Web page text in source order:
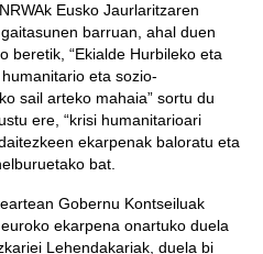
Eusko Jaurlaritzaren
barruan, ahal duen
beretik, “Ekialde Hurbileko eta
eta sozio-
sail arteko mahaia” sortu du
ere, “krisi humanitarioari
ekarpenak baloratu eta
bat.
Gobernu Kontseiluak
ekarpena onartuko duela
Lehendakariak, duela bi